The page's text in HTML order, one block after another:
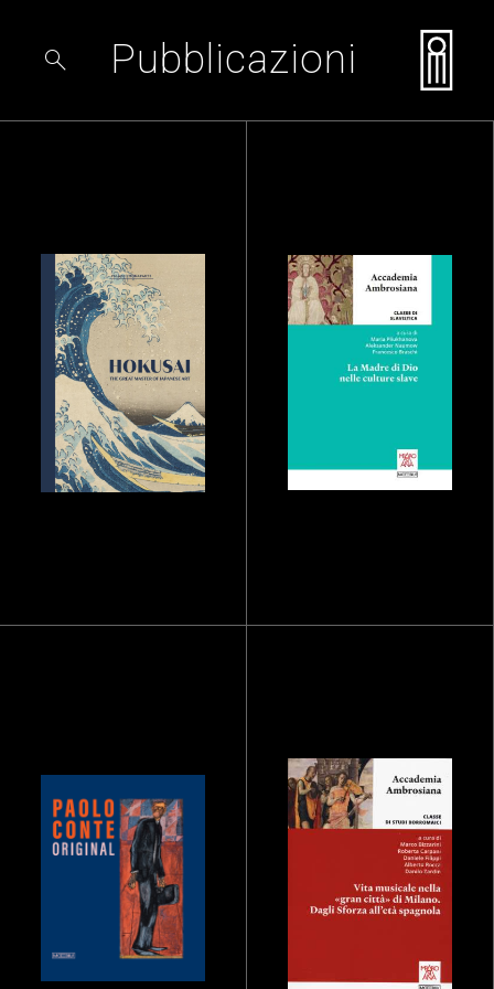
search Pubblicazioni